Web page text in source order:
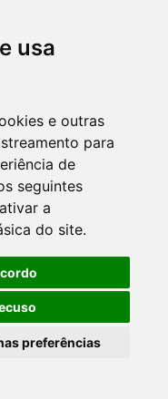
usa
e outras
para
de
seguintes
a
do site.
preferências